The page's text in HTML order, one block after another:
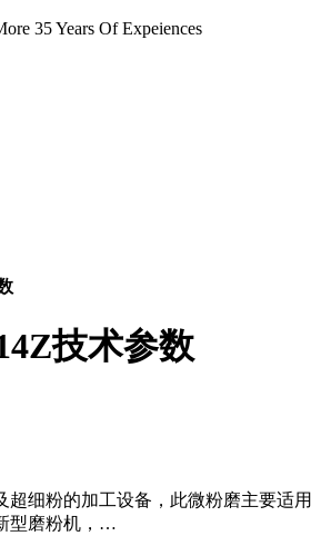
35 Years Of Expeiences
技术参数
超细粉的加工设备，此微粉磨主要适
型磨粉机，…